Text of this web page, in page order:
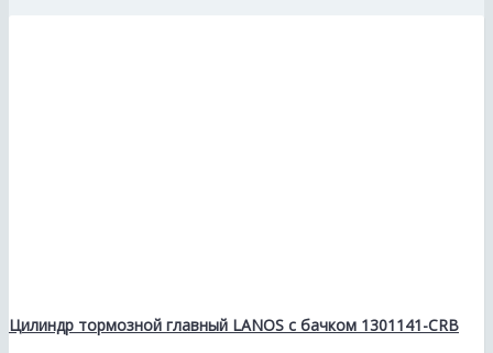
Цилиндр тормозной главный LANOS с бачком 1301141-CRB